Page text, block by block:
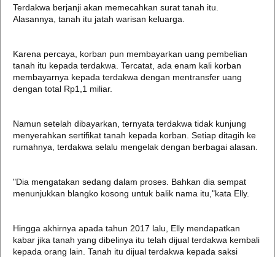
Terdakwa berjanji akan memecahkan surat tanah itu.
Alasannya, tanah itu jatah warisan keluarga.
Karena percaya, korban pun membayarkan uang pembelian
tanah itu kepada terdakwa. Tercatat, ada enam kali korban
membayarnya kepada terdakwa dengan mentransfer uang
dengan total Rp1,1 miliar.
Namun setelah dibayarkan, ternyata terdakwa tidak kunjung
menyerahkan sertifikat tanah kepada korban. Setiap ditagih ke
rumahnya, terdakwa selalu mengelak dengan berbagai alasan.
"Dia mengatakan sedang dalam proses. Bahkan dia sempat
menunjukkan blangko kosong untuk balik nama itu,"kata Elly.
Hingga akhirnya apada tahun 2017 lalu, Elly mendapatkan
kabar jika tanah yang dibelinya itu telah dijual terdakwa kembali
kepada orang lain. Tanah itu dijual terdakwa kepada saksi